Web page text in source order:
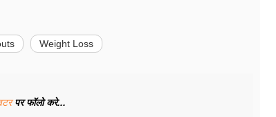
Weight Loss
पर फॉलो करे...